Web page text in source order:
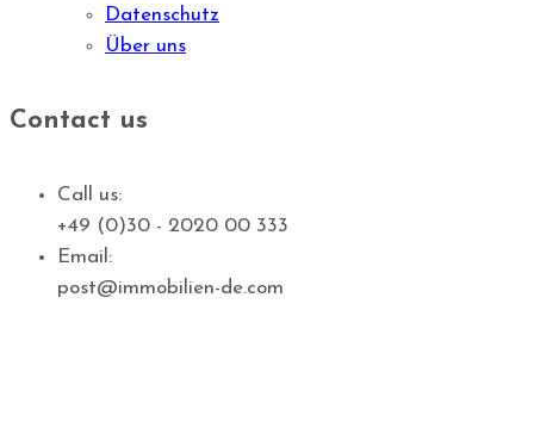
Datenschutz
Über uns
Contact us
Call us:
+49 (0)30 - 2020 00 333
Email:
post@immobilien-de.com